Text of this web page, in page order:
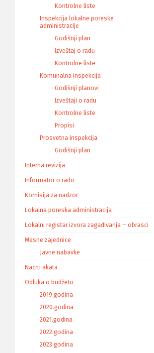
Kontrolne liste
Inspekcija lokalne poreske
administracije
Godišnji plan
Izveštaj o radu
Kontrolne liste
Komunalna inspekcija
Godišnji planovi
Izveštaji o radu
Kontrolne liste
Propisi
Prosvetna inspekcija
Godišnji plan
Interna revizija
Informator o radu
Komisija za nadzor
Lokalna poreska administracija
Lokalni registar izvora zagađivanja – obrasci
Mesne zajednice
Javne nabavke
Nacrti akata
Odluka o budžetu
2019.godina
2020.godina
2021.godina
2022.godina
2023.godina